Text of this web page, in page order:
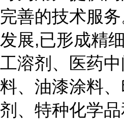
完善的技术服
发展,已形成精
工溶剂、医药
料、油漆涂料
剂、特种化学